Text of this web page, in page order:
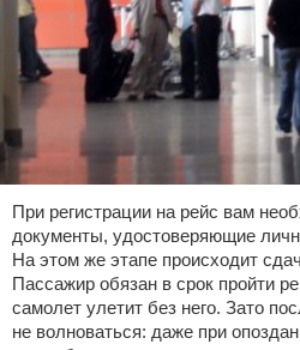
При регистрации на рейс вам
документы, удостоверяющие
На этом же этапе происходит
Пассажир обязан в срок пройти
самолет улетит без него. Зато
не волноваться: даже при